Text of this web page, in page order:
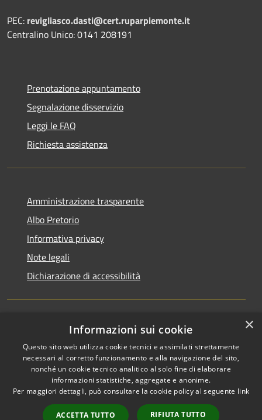
PEC: revigliasco.dasti@cert.ruparpiemonte.it
Centralino Unico: 0141 208191
Prenotazione appuntamento
Segnalazione disservizio
Leggi le FAQ
Richiesta assistenza
Amministrazione trasparente
Albo Pretorio
Informativa privacy
Note legali
Dichiarazione di accessibilità
Accessibilità
Privacy
Mappa del sito
Comune convenzionato
Astigov
Progetto|Convenzione
Adesioni
•Accesso redazione
×
Informazioni sui cookie
Questo sito web utilizza cookie tecnici e assimilati strettamente
necessari al corretto funzionamento e alla navigazione del sito,
nonché un cookie tecnico analitico al solo fine di elaborare
informazioni statistiche, aggregate e anonime.
Per maggiori dettagli, può consultare la cookie policy al seguente link
ACCETTA TUTTO RIFIUTA TUTTO